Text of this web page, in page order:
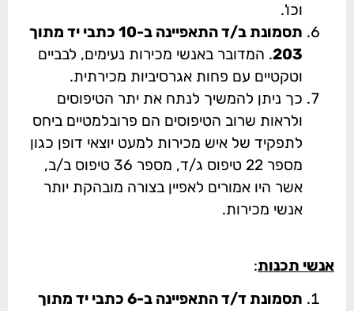
וכו'.
תסמונת ב/ד התאפיינה ב-10 כתבי יד מתוך
203. המדובר באנשי מכירות נעימים, לבביים
וטקטיים עם פחות אגרסיביות מכירתית.
כך ניתן להמשיך לנתח את יתר הטיפוסים
ולראות שרוב הטיפוסים הם פרובלמטיים ביחס
לתפקיד של איש מכירות למעט יוצאי דופן כגון
מספר 22 טיפוס ג/ד, מספר 36 טיפוס ב/ב,
אשר היו אמורים לאפיין בצורה מובהקת יותר
אנשי מכירות.
אנשי תכנות:
תסמונת ד/ד התאפיינה ב-6 כתבי יד מתוך